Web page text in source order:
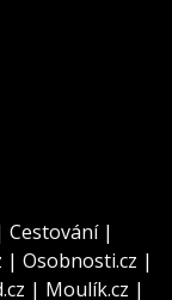
Cestování|
| Osobnosti.cz |
| Moulík.cz |